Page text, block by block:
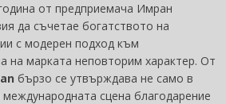
от предприемача Имран
да съчетае богатството на
с модерен подход към
на марката неповторим характер. От
бързо се утвърждава не само в
сцена благодарение